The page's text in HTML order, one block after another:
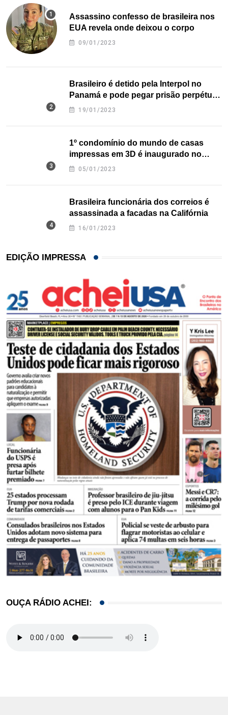
Assassino confesso de brasileira nos
EUA revela onde deixou o corpo
09/01/2023
Brasileiro é detido pela Interpol no
Panamá e pode pegar prisão perpétua
nos EUA
19/01/2023
1º condomínio do mundo de casas
impressas em 3D é inaugurado no
Texas
05/01/2023
Brasileira funcionária dos correios é
assassinada a facadas na Califórnia
16/01/2023
EDIÇÃO IMPRESSA
OUÇA RÁDIO ACHEI: